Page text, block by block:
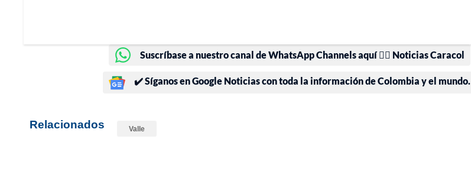
Suscríbase a nuestro canal de WhatsApp Channels aquí 👉🏻 Noticias Caracol
✔️ Síganos en Google Noticias con toda la información de Colombia y el mundo.
Relacionados Valle